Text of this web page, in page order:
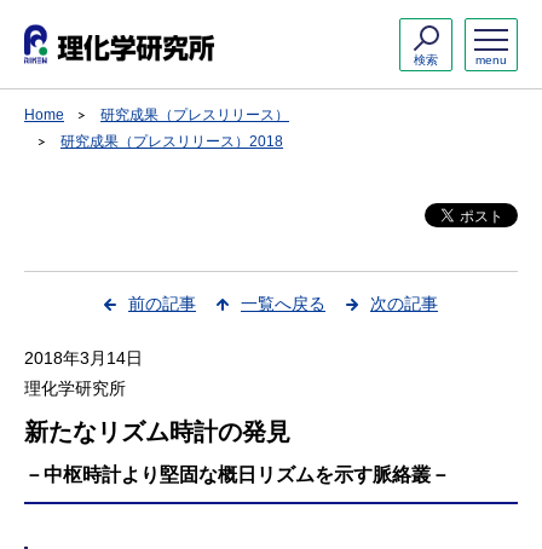
menu
検索
Home
研究成果（プレスリリース）
研究成果（プレスリリース）2018
前の記事 一覧へ戻る 次の記事
2018年3月14日
理化学研究所
新たなリズム時計の発見
－中枢時計より堅固な概日リズムを示す脈絡叢－